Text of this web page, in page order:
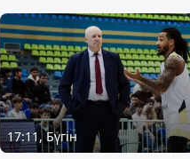
17:11, Бүгін